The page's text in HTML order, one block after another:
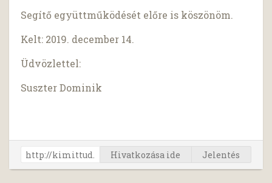
Segítő együttműködését előre is köszönöm.
Kelt: 2019. december 14.
Üdvözlettel:
Suszter Dominik
Hivatkozása ide Jelentés